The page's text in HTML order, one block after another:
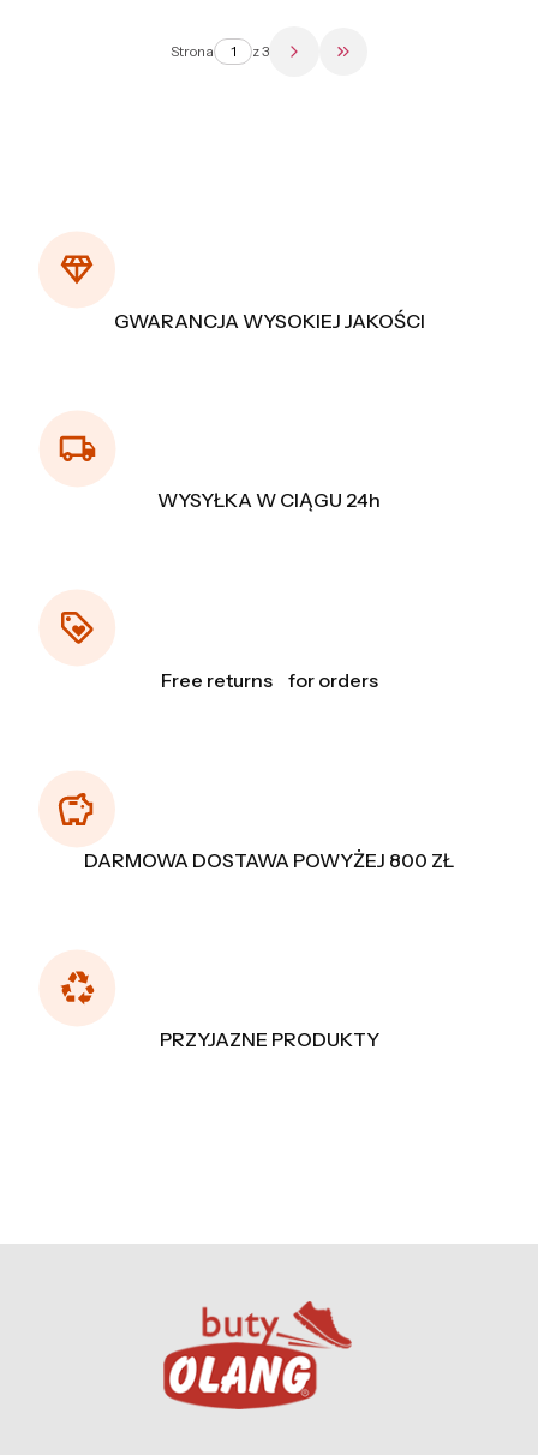
Strona z 3 Przejdź do ostatniej
GWARANCJA WYSOKIEJ JAKOŚCI
WYSYŁKA W CIĄGU 24h
Free returns for orders
DARMOWA DOSTAWA POWYŻEJ 800 ZŁ
PRZYJAZNE PRODUKTY